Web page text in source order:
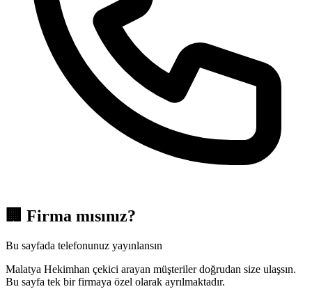
🏢 Firma mısınız?
Bu sayfada telefonunuz yayınlansın
Malatya Hekimhan çekici arayan müşteriler doğrudan size ulaşsın.
Bu sayfa tek bir firmaya özel olarak ayrılmaktadır.